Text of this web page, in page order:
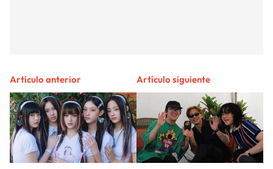
Artículo anterior Artículo siguiente